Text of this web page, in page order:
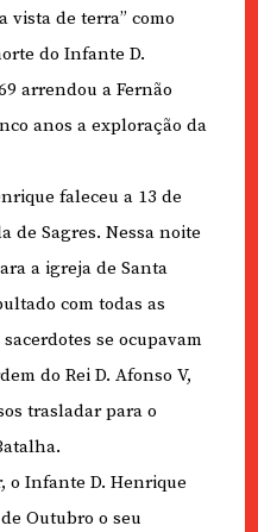
de terra” como
do Infante D.
arrendou a Fernão
anos a exploração da
faleceu a 13 de
de Sagres. Nessa noite
a igreja de Santa
com todas as
se ocupavam
do Rei D. Afonso V,
trasladar para o
o Infante D. Henrique
Outubro o seu